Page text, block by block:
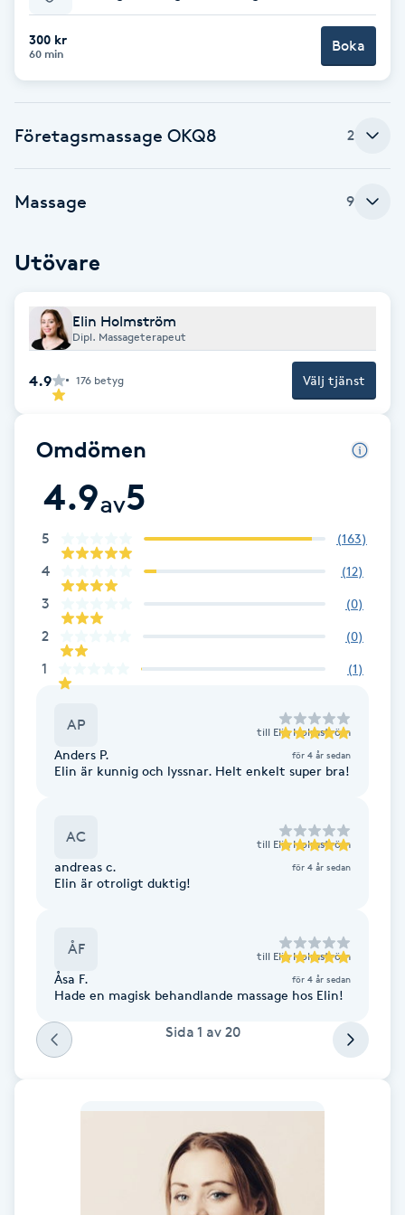
Babylights
Balayage
Bambumassage
Blowout
Bottenfärg
Brynformning
Brynfärgning
Brynplockning
Bröllopsuppsättning
Celluliter
Color correction
Damklippning
Dermapen
Diamantslipning
Enzympeeling
Extensions
Extensions borttagning
300 kr
60 min Boka
Företagsmassage OKQ8 2
Massage 9
Utövare
Elin Holmström
Dipl. Massageterapeut
4.9 176 betyg Välj tjänst
Omdömen
4.9av5
5 (163)
4 (12)
3 (0)
2 (0)
1 (1)
AP till Elin Holmström
Anders P. för 4 år sedan
Elin är kunnig och lyssnar. Helt enkelt super bra!
AC till Elin Holmström
andreas c. för 4 år sedan
Elin är otroligt duktig!
ÅF till Elin Holmström
Åsa F. för 4 år sedan
Hade en magisk behandlande massage hos Elin!
Sida 1 av 20